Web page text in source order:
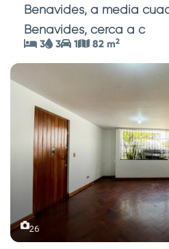
Benavides, a media
Benavides, cerca a c
3 3 1 82 m2
26